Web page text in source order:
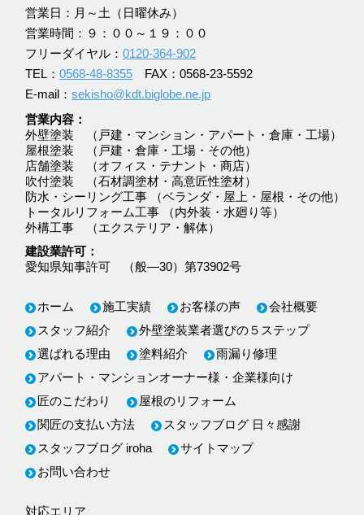
営業日：月～土（日曜休み）
営業時間：９：００～１９：００
フリーダイヤル：0120-364-902
TEL：0568-48-8355 FAX：0568-23-5592
E-mail：sekisho@kdt.biglobe.ne.jp
営業内容
外壁塗装 （戸建・マンション・アパート・倉庫・工場）
屋根塗装 （戸建・倉庫・工場・その他）
店舗塗装 （オフィス・テナント・商店）
吹付塗装 （石材調塗材・高意匠性塗材）
防水・シーリング工事 （ベランダ・屋上・屋根・その他）
トータルリフォーム工事 （内外装・水廻り等）
外構工事 （エクステリア・解体）
建設業許可
愛知県知事許可 （般―30）第73902号
ホーム 施工実績 お客様の声
会社概要
スタッフ紹介
外壁塗装業者選びの５ステップ
選ばれる理由
塗料紹介
雨漏り修理
アパート・マンションオーナー様・企業様向け
匠のこだわり
屋根のリフォーム
関匠の支払い方法
スタッフブログ 日々感謝
スタッフブログ iroha
サイトマップ
お問い合わせ
対応エリア